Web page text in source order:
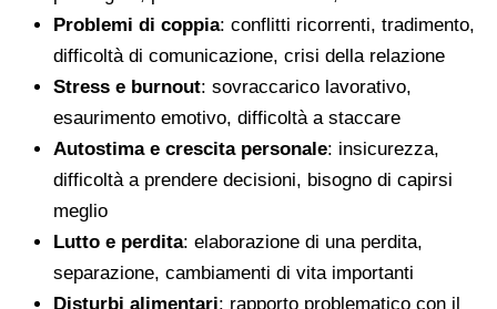
Problemi di coppia: conflitti ricorrenti, tradimento,
difficoltà di comunicazione, crisi della relazione
Stress e burnout: sovraccarico lavorativo,
esaurimento emotivo, difficoltà a staccare
Autostima e crescita personale: insicurezza,
difficoltà a prendere decisioni, bisogno di capirsi
meglio
Lutto e perdita: elaborazione di una perdita,
separazione, cambiamenti di vita importanti
Disturbi alimentari: rapporto problematico con il